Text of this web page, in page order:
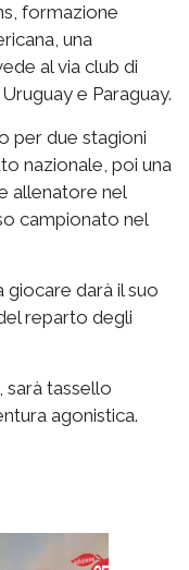
formazione
una
al via club di
e Paraguay.
per due stagioni
nazionale, poi una
allenatore nel
campionato nel
darà il suo
reparto degli
sarà tassello
agonistica.